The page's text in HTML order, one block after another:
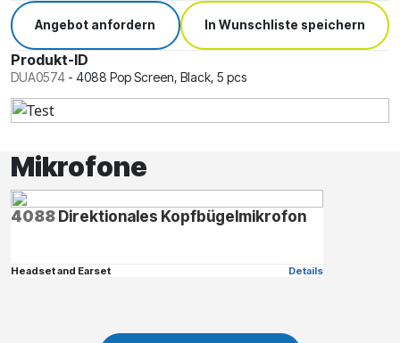
Angebot anfordern In Wunschliste speichern
Produkt-ID
DUA0574 - 4088 Pop Screen, Black, 5 pcs
Mikrofone
4088Direktionales Kopfbügelmikrofon
Headset and Earset Details